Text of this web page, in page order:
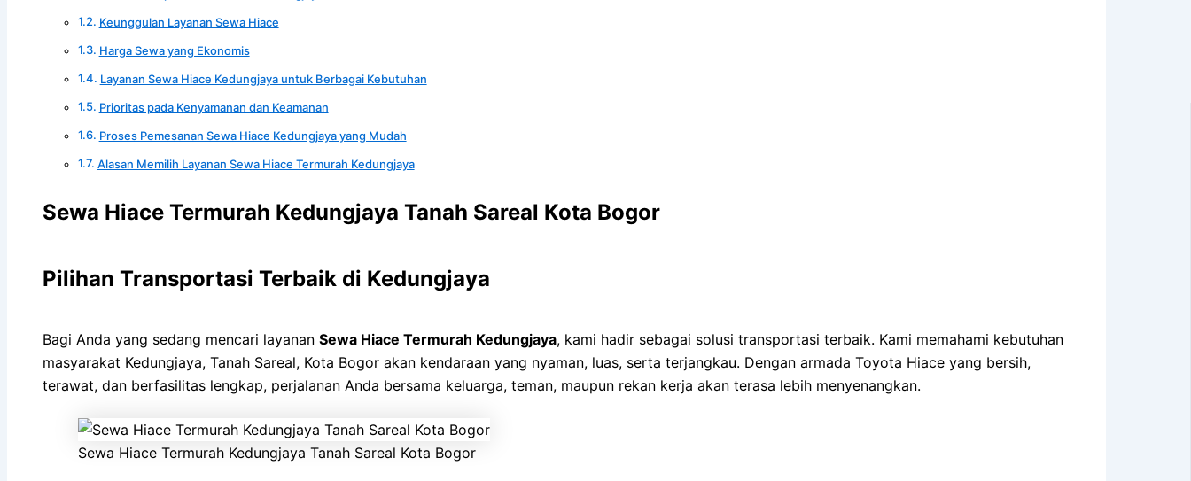
Keunggulan Layanan Sewa Hiace
Harga Sewa yang Ekonomis
Layanan Sewa Hiace Kedungjaya untuk Berbagai Kebutuhan
Prioritas pada Kenyamanan dan Keamanan
Proses Pemesanan Sewa Hiace Kedungjaya yang Mudah
Alasan Memilih Layanan Sewa Hiace Termurah Kedungjaya
Sewa Hiace Termurah Kedungjaya Tanah Sareal Kota Bogor
Pilihan Transportasi Terbaik di Kedungjaya
Bagi Anda yang sedang mencari layanan Sewa Hiace Termurah Kedungjaya, kami hadir sebagai solusi transportasi terbaik. Kami memahami kebutuhan
masyarakat Kedungjaya, Tanah Sareal, Kota Bogor akan kendaraan yang nyaman, luas, serta terjangkau. Dengan armada Toyota Hiace yang bersih,
terawat, dan berfasilitas lengkap, perjalanan Anda bersama keluarga, teman, maupun rekan kerja akan terasa lebih menyenangkan.
Sewa Hiace Termurah Kedungjaya Tanah Sareal Kota Bogor